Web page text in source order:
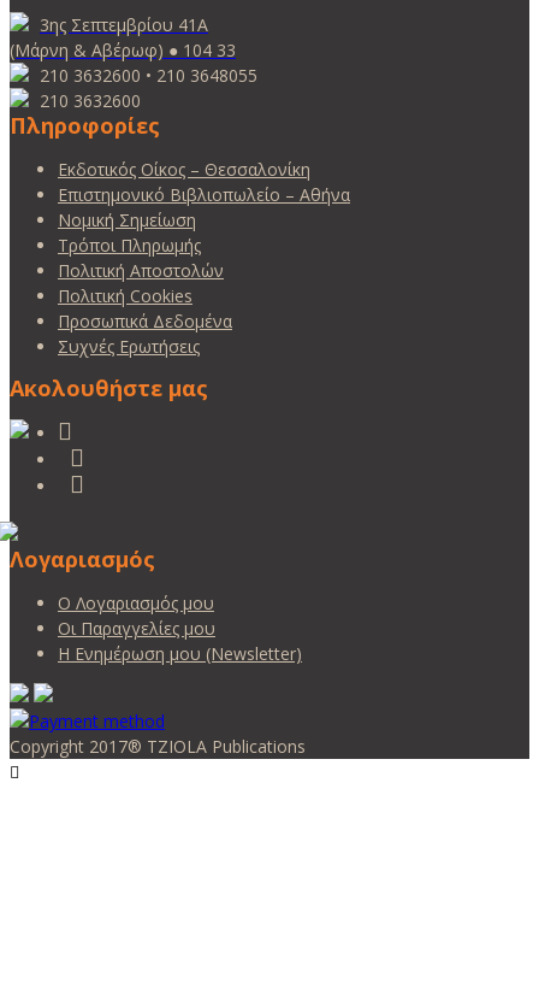
3ης Σεπτεμβρίου 41Α
(Μάρνη & Αβέρωφ) ● 104 33
210 3632600 • 210 3648055
210 3632600
Πληροφορίες
Εκδοτικός Οίκος – Θεσσαλονίκη
Επιστημονικό Βιβλιοπωλείο – Αθήνα
Νομική Σημείωση
Τρόποι Πληρωμής
Πολιτική Αποστολών
Πολιτική Cookies
Προσωπικά Δεδομένα
Συχνές Ερωτήσεις
Ακολουθήστε μας
Λογαριασμός
Ο Λογαριασμός μου
Οι Παραγγελίες μου
Η Ενημέρωση μου (Newsletter)
Copyright 2017® TZIOLA Publications